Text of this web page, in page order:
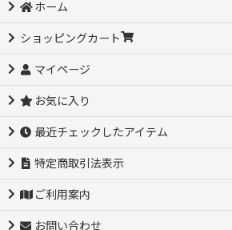
ホーム
ショッピングカート
マイページ
お気に入り
最近チェックしたアイテム
特定商取引法表示
ご利用案内
お問い合わせ